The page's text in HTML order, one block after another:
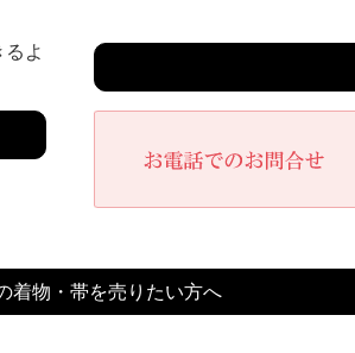
よ
着物・帯を売りたい方へ